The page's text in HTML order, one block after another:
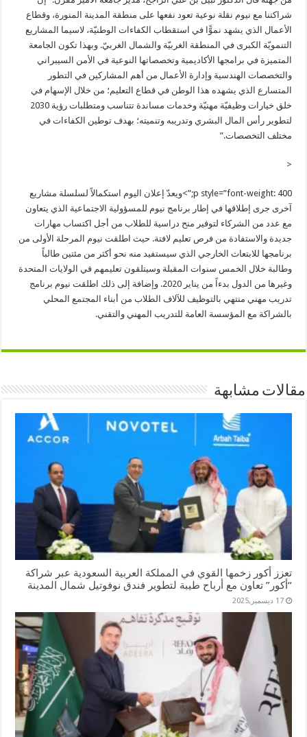
شراكتنا مع نيوم نقلة نوعية تعود نفعها على منطقة المدينة المنورة، وقطاع
الأعمال الذي يشهد نموًّا في استقطاب الكفاءات الوطنيّة، لاسيما المشاريع
التنمويّة الكبرى في المنطقة الغربيّة والشمال الغربيّ. وبهذا تكون الجامعة
المتميزة في برامجها الأكاديمية وتخصصاتها النوعية في الأمن السيبراني
والتخصصات الهندسية وإدارة الأعمال من أهم المشاركين في التطور
المتسارع الذي يشهده هذا الوطن في قطاع التعليم؛ من خلال الإسهام في
خلق خيارات وظيفيّة مهنيّة وخدمات مساندة تتناسب ومتطلبات رؤية 2030
لتطوير رأس المال البشري وتدريبه وتنميته؛ بهدف توطين الكفاءات في
مختلف التخصصات.”
<
p style=”font-weight: 400;”>ويعدّ إعلان اليوم استكمالاً لسلسلة مشاريع
آخرى جرى إطلاقها في إطار برنامج نيوم للمسؤولية الاجتماعية الذي يتعاون
مع عدد من الشركاء لتوفير منح دراسية للطلاب من أجل اكتساب مهارات
جديدة والاستفادة من فرص تعليم لافتة. حيث اطلقت نيوم المرحلة الأولى من
برنامجها للابتعاث الخارجي الذي سيستفيد منه نحو أكثر من مئتين طالباً
وطالبة خلال الخمس سنوات المقبلة وسيتلقون تعليمهم في الولايات المتحدة
وغيرها من الدول بدءاً من يناير 2020. وإضافة إلى ذلك اطلقت نيوم برنامج
تدريب مهني منتهي بالتوظيف للآلاف الطلاب من أبناء المجتمع المحلي
بالشراكة مع المؤسسة العامة للتدريب المهني والتقني.
مقالات مشابهة
تعزز أكور زخمها القوي في المملكة العربية السعودية عبر شراكة
“أكور” تعاون مع أرباح طيبة لتطوير فندق نوفوتيل شمال المدينة
17 ديسمبر,2025